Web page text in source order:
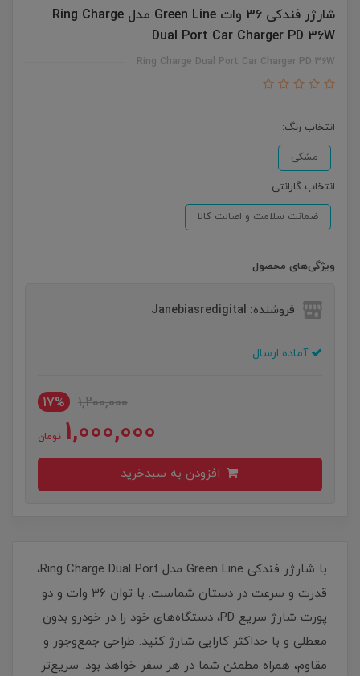
شارژر فندکی 36 وات Green Line مدل Ring Charge
Dual Port Car Charger PD 36W
Ring Charge Dual Port Car Charger PD 36W
انتخاب رنگ:
مشکی
انتخاب گارانتی:
ضمانت سلامت و اصالت کالا
ویژگی‌های محصول
فروشنده: Janebiasredigital
آماده ارسال
1,200,000
17%
1,000,000 تومان
با شارژر فندکی Green Line مدل Ring Charge Dual Port،
قدرت و سرعت در دستان شماست. با توان 36 وات و دو
پورت شارژ سریع PD، دستگاه‌های خود را در خودرو بدون
معطلی و با حداکثر کارایی شارژ کنید. طراحی جمع‌وجور و
مقاوم، همراه مطمئن شما در هر سفر خواهد بود. سریع‌تر